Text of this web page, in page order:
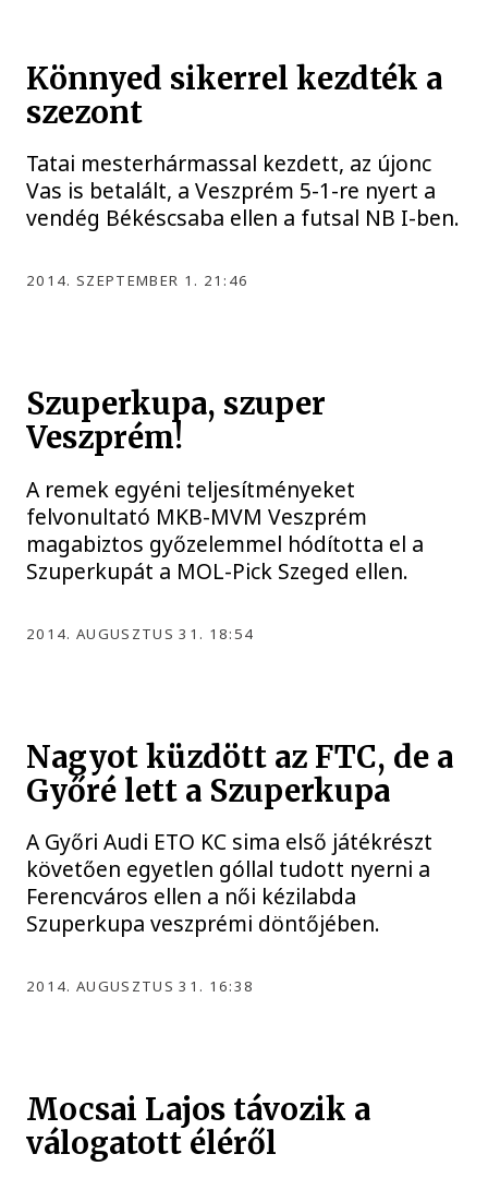
Könnyed sikerrel kezdték a
szezont
Tatai mesterhármassal kezdett, az újonc
Vas is betalált, a Veszprém 5-1-re nyert a
vendég Békéscsaba ellen a futsal NB I-ben.
2014. SZEPTEMBER 1. 21:46
Szuperkupa, szuper
Veszprém!
A remek egyéni teljesítményeket
felvonultató MKB-MVM Veszprém
magabiztos győzelemmel hódította el a
Szuperkupát a MOL-Pick Szeged ellen.
2014. AUGUSZTUS 31. 18:54
Nagyot küzdött az FTC, de a
Győré lett a Szuperkupa
A Győri Audi ETO KC sima első játékrészt
követően egyetlen góllal tudott nyerni a
Ferencváros ellen a női kézilabda
Szuperkupa veszprémi döntőjében.
2014. AUGUSZTUS 31. 16:38
Mocsai Lajos távozik a
válogatott éléről